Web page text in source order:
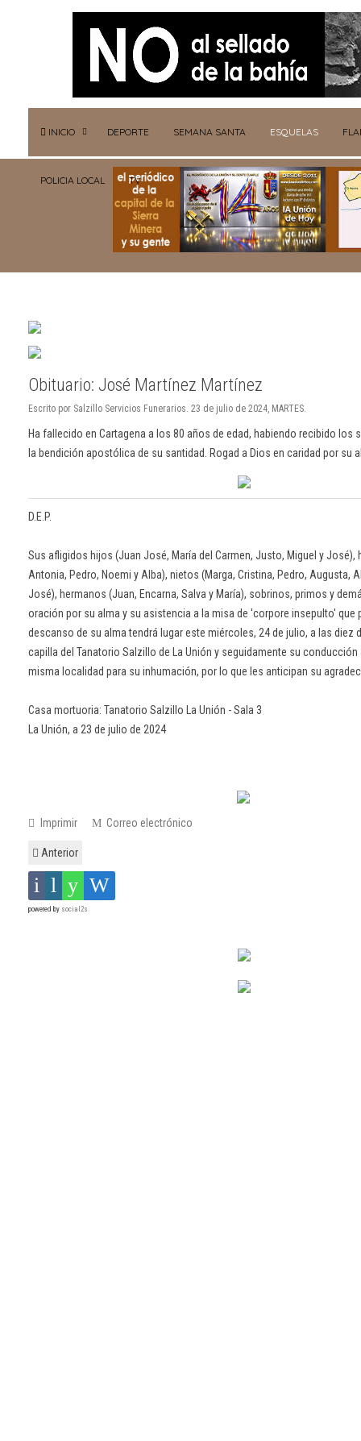
INICIO DEPORTE SEMANA SANTA ESQUELAS
POLICIA LOCAL TV
Obituario: José Martínez Martínez
Escrito por Salzillo Servicios Funerarios. 23 de julio de 2024, MARTES.
Ha fallecido en Cartagena a los 80 años de edad, habiendo recibido los
la bendición apostólica de su santidad. Rogad a Dios en caridad por su
D.E.P.
Sus afligidos hijos (Juan José, María del Carmen, Justo, Miguel y José),
Antonia, Pedro, Noemi y Alba), nietos (Marga, Cristina, Pedro, Augusta,
José), hermanos (Juan, Encarna, Salva y María), sobrinos, primos y
oración por su alma y su asistencia a la misa de 'corpore insepulto' que
descanso de su alma tendrá lugar este miércoles, 24 de julio, a las diez
capilla del Tanatorio Salzillo de La Unión y seguidamente su
misma localidad para su inhumación, por lo que les anticipan su
Casa mortuoria: Tanatorio Salzillo La Unión - Sala 3
La Unión, a 23 de julio de 2024
Imprimir Correo electrónico
Anterior
powered by social2s